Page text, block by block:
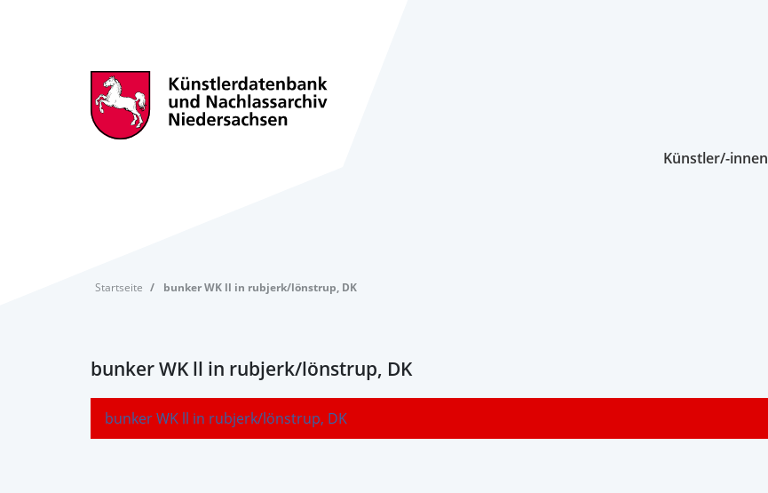
Künstler/-innen
Startseite bunker WK ll in rubjerk/lönstrup, DK
bunker WK ll in rubjerk/lönstrup, DK
bunker WK ll in rubjerk/lönstrup, DK